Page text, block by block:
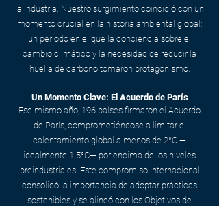
la industria. Nuestro surgimiento coincidió con un
momento crucial en la historia ambiental global:
un periodo en el que la conciencia sobre el
cambio climático y la necesidad de reducir la
huella de carbono tomaron protagonismo.
Un Momento Clave: El Acuerdo de París
Ese mismo año, 196 países firmaron el Acuerdo
de París, comprometiéndose a limitar el
calentamiento global a menos de 2°C —
idealmente 1.5°C— por encima de los niveles
preindustriales. Este compromiso internacional
consolidó la importancia de adoptar prácticas
sostenibles y se alineó con los Objetivos de